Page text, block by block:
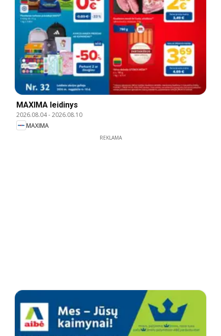
MAXIMA leidinys
2026.08.04-2026.08.10
MAXIMA
REKLAMA